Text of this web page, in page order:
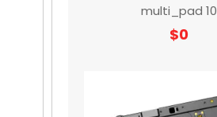
multi_pad 10
$0